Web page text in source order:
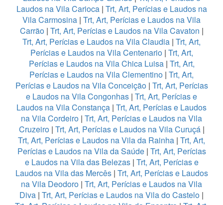
Laudos na Vila Carioca| Trt, Art, Perícias e Laudos na
Vila Carmosina | Trt, Art, Perícias e Laudos na Vila
Carrão| Trt, Art, Perícias e Laudos na Vila Cavaton |
Trt, Art, Perícias e Laudos na Vila Claudia | Trt, Art,
Perícias e Laudos na Vila Centenario| Trt, Art,
Perícias e Laudos na Vila Chica Luisa | Trt, Art,
Perícias e Laudos na Vila Clementino | Trt, Art,
Perícias e Laudos na Vila Conceição| Trt, Art, Perícias
e Laudos na Vila Congonhas | Trt, Art, Perícias e
Laudos na Vila Constança | Trt, Art, Perícias e Laudos
na Vila Cordeiro | Trt, Art, Perícias e Laudos na Vila
Cruzeiro | Trt, Art, Perícias e Laudos na Vila Curuçá |
Trt, Art, Perícias e Laudos na Vila da Rainha | Trt, Art,
Perícias e Laudos na Vila da Saúde| Trt, Art, Perícias
e Laudos na Vila das Belezas| Trt, Art, Perícias e
Laudos na Vila das Mercês| Trt, Art, Perícias e Laudos
na Vila Deodoro | Trt, Art, Perícias e Laudos na Vila
Diva | Trt, Art, Perícias e Laudos na Vila do Castelo |